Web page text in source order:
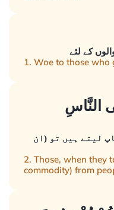
کے لئے
1. Woe to those who
النَّاسِ
لیتے ہیں تو (ان
2. Those, when they
commodity) from